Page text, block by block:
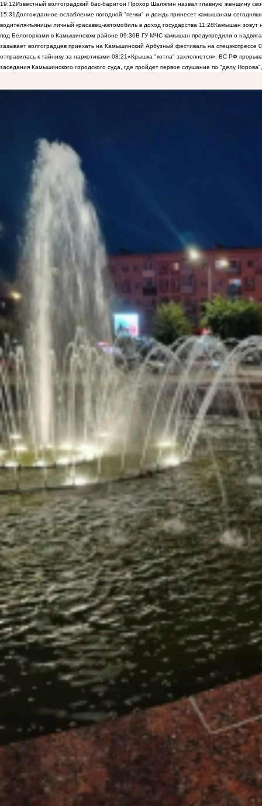
19:12Известный волгоградский бас-баритон Прохор Шаляпин назвал главную женщину
15:31 Долгожданное ослабление погодной "печки" и дождь принесет камышанам
водителя-пьяницы личный красавец-автомобиль в доход государства 11:28Камышан зовут
под Белогорками в Камышинском районе 09:30В ГУ МЧС камышан предупредили о
зазывает волгоградцев приехать на Камышинский Арбузный фестиваль на спецэкспрессе
отправилась к тайнику за наркотиками 08:21«Крышка "котла" захлопнется»: ВС РФ
заседания Камышинского городского суда, где пройдет первое слушание по "делу